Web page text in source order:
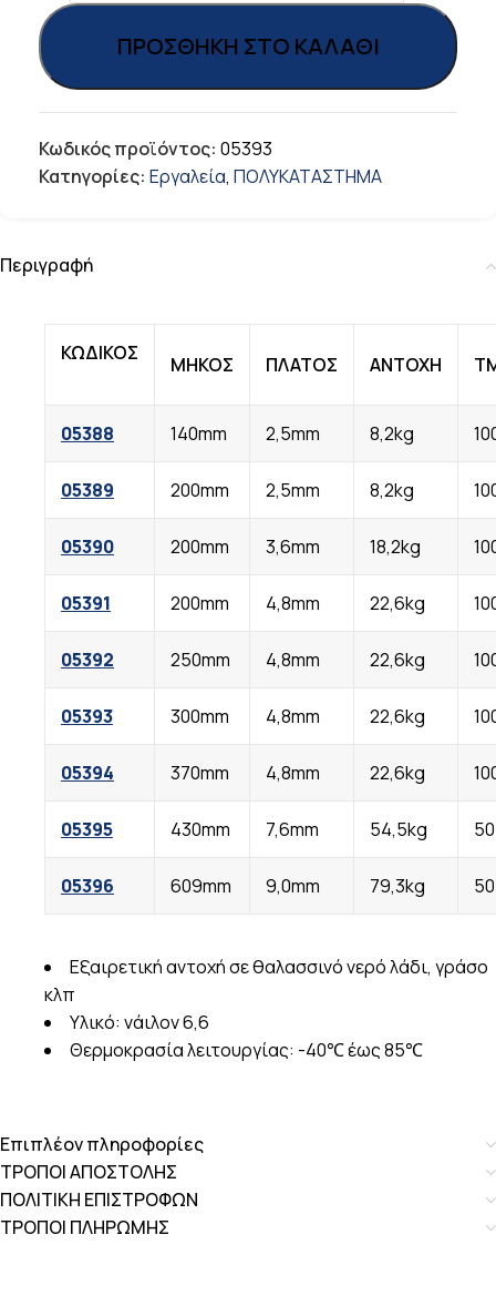
ΠΡΟΣΘΉΚΗ ΣΤΟ ΚΑΛΆΘΙ
Κωδικός προϊόντος: 05393
Κατηγορίες: Εργαλεία, ΠΟΛΥΚΑΤΑΣΤΗΜΑ
Περιγραφή
ΚΩΔΙΚΟΣ ΜΗΚΟΣ ΠΛΑΤΟΣ ΑΝΤΟΧΗ
05388 140mm 2,5mm 8,2kg
05389 200mm 2,5mm 8,2kg
05390 200mm 3,6mm 18,2kg
05391 200mm 4,8mm 22,6kg
05392 250mm 4,8mm 22,6kg
05393 300mm 4,8mm 22,6kg
05394 370mm 4,8mm 22,6kg
05395 430mm 7,6mm 54,5kg 50
05396 609mm 9,0mm 79,3kg 50
Εξαιρετική αντοχή σε θαλασσινό νερό λάδι, γράσο
κλπ
Υλικό: νάιλον 6,6
Θερμοκρασία λειτουργίας: -40℃ έως 85℃
Επιπλέον πληροφορίες
ΤΡΟΠΟΙ ΑΠΟΣΤΟΛΗΣ
ΠΟΛΙΤΙΚΗ ΕΠΙΣΤΡΟΦΩΝ
ΤΡΟΠΟΙ ΠΛΗΡΩΜΗΣ